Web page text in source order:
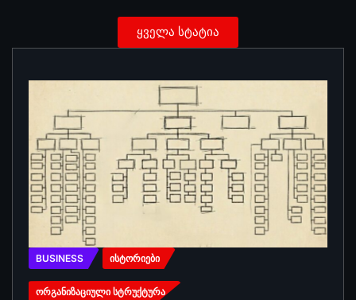
ყველა სტატია
BUSINESS ᲘᲡᲢᲝᲠᲘᲔᲑᲘ
ᲝᲠᲒᲐᲜᲘᲖᲐᲪᲘᲣᲚᲘ ᲡᲢᲠᲣᲥᲢᲣᲠᲐ